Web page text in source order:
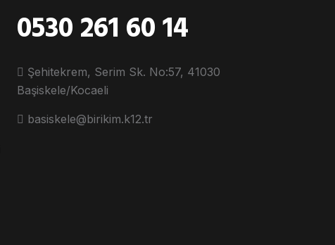
0530 261 60 14
Şehitekrem, Serim Sk. No:57, 41030
Başiskele/Kocaeli
basiskele@birikim.k12.tr